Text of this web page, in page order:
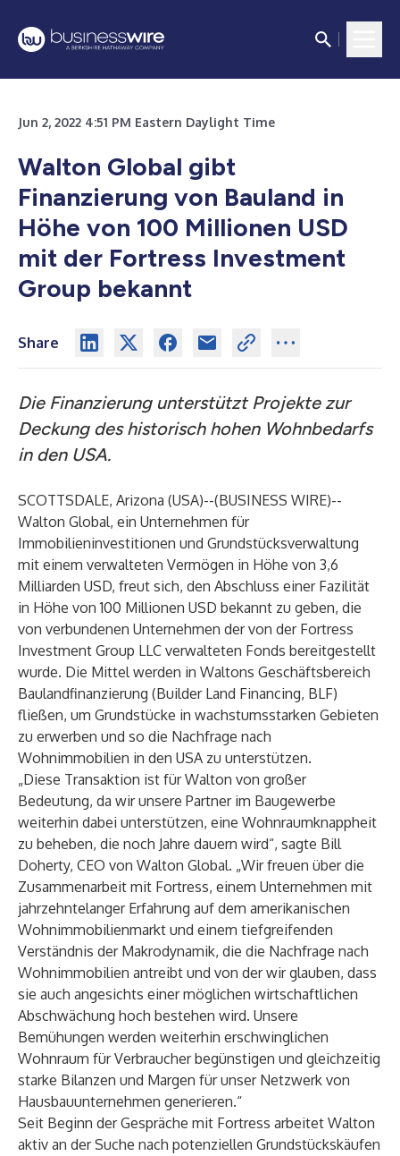
Jun 2, 2022 4:51 PM Eastern Daylight Time
Walton Global gibt
Finanzierung von Bauland in
Höhe von 100 Millionen USD
mit der Fortress Investment
Group bekannt
Share
Die Finanzierung unterstützt Projekte zur
Deckung des historisch hohen Wohnbedarfs
in den USA.
SCOTTSDALE, Arizona (USA)--(BUSINESS WIRE)--
Walton Global, ein Unternehmen für
Immobilieninvestitionen und Grundstücksverwaltung
mit einem verwalteten Vermögen in Höhe von 3,6
Milliarden USD, freut sich, den Abschluss einer Fazilität
in Höhe von 100 Millionen USD bekannt zu geben, die
von verbundenen Unternehmen der von der Fortress
Investment Group LLC verwalteten Fonds bereitgestellt
wurde. Die Mittel werden in Waltons Geschäftsbereich
Baulandfinanzierung (Builder Land Financing, BLF)
fließen, um Grundstücke in wachstumsstarken Gebieten
zu erwerben und so die Nachfrage nach
Wohnimmobilien in den USA zu unterstützen.
„Diese Transaktion ist für Walton von großer
Bedeutung, da wir unsere Partner im Baugewerbe
weiterhin dabei unterstützen, eine Wohnraumknappheit
zu beheben, die noch Jahre dauern wird“, sagte Bill
Doherty, CEO von Walton Global. „Wir freuen über die
Zusammenarbeit mit Fortress, einem Unternehmen mit
jahrzehntelanger Erfahrung auf dem amerikanischen
Wohnimmobilienmarkt und einem tiefgreifenden
Verständnis der Makrodynamik, die die Nachfrage nach
Wohnimmobilien antreibt und von der wir glauben, dass
sie auch angesichts einer möglichen wirtschaftlichen
Abschwächung hoch bestehen wird. Unsere
Bemühungen werden weiterhin erschwinglichen
Wohnraum für Verbraucher begünstigen und gleichzeitig
starke Bilanzen und Margen für unser Netzwerk von
Hausbauunternehmen generieren.“
Seit Beginn der Gespräche mit Fortress arbeitet Walton
aktiv an der Suche nach potenziellen Grundstückskäufen